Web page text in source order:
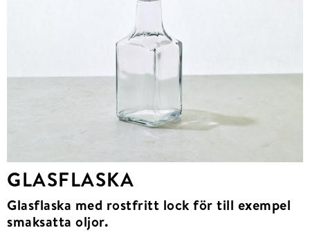
GLASFLASKA
Glasflaska med rostfritt lock för till exempel
smaksatta oljor.